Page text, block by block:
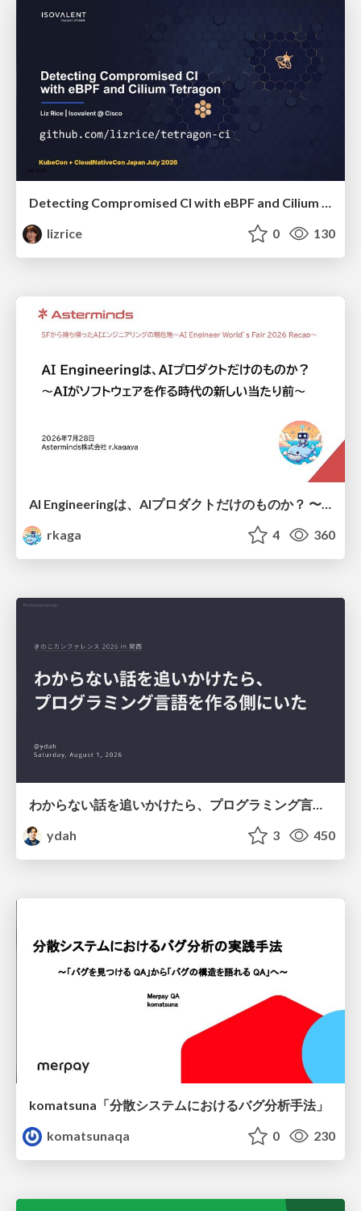
Detecting Compromised CI with eBPF and Cilium Tetragon
lizrice
0 130
rkaga
4 360
わからない話を追いかけたら、プログラミング言語を作る側にいた
ydah
3 450
komatsuna「分散システムにおけるバグ分析手法」
komatsunaqa
0 230